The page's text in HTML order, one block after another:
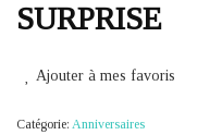
SURPRISE
Ajouter à mes favoris
Catégorie: Anniversaires